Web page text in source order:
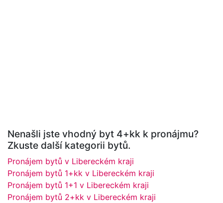
Nenašli jste vhodný byt 4+kk k pronájmu?
Zkuste další kategorii bytů.
Pronájem bytů v Libereckém kraji
Pronájem bytů 1+kk v Libereckém kraji
Pronájem bytů 1+1 v Libereckém kraji
Pronájem bytů 2+kk v Libereckém kraji